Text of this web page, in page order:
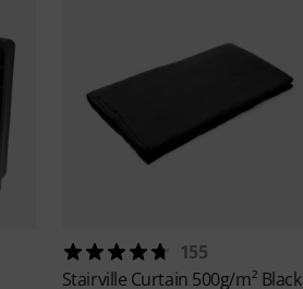
155
Stairville Curtain 500g/m² Black